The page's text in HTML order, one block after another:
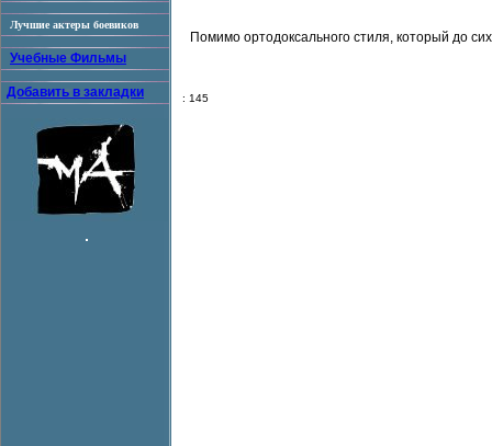
Лучшие актеры боевиков
Учебные Фильмы
Добавить в закладки
Помимо ортодоксального стиля, который до
: 145